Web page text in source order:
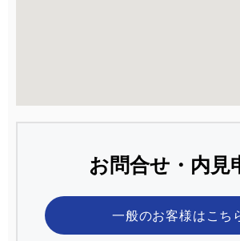
お問合せ・内見
一般のお客様はこち